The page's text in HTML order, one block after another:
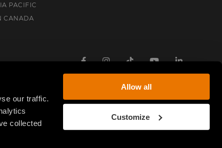
our traffic.
collected
Allow all
Customize
PACIFIC
CANADA
FacebookInstagram
TikTokYoutubeLinkedin